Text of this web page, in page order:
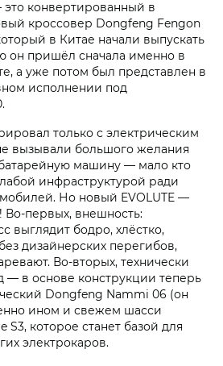
конвертированный в
кроссовер Dongfeng Fengon
в Китае начали выпускать
он пришёл сначала именно в
а уже потом был представлен в
исполнении под
только с электрическим
вызывали большого желания
машину — мало кто
инфраструктурой ради
Но новый EVOLUTE —
Во-первых, внешность:
выглядит бодро, хлёстко,
дизайнерских перегибов,
Во-вторых, технически
— в основе конструкции теперь
Dongfeng Nammi 06 (он
ином и свежем шасси
которое станет базой для
электрокаров.